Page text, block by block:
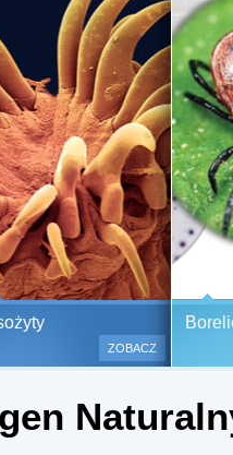
Bezbolesne testy alergiczne
500 alergenów oraz zabiegi
odczulające.
(bez nakłuwania i nacinania,
bardzo ważne w przypadku
ZOBACZ